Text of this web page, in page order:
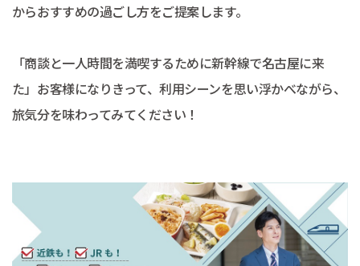
からおすすめの過ごし方をご提案します。
「商談と一人時間を満喫するために新幹線で名古屋に来
た」お客様になりきって、利用シーンを思い浮かべながら、
旅気分を味わってみてください！